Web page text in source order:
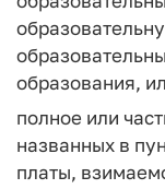
образования,
полное или
названных в
платы,